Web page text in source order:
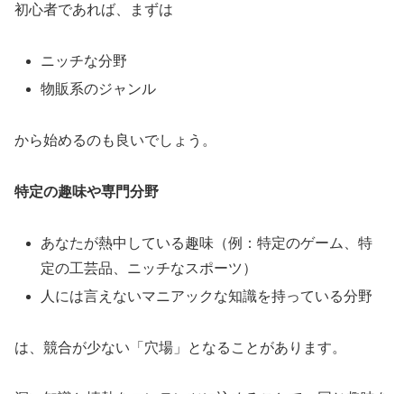
初心者であれば、まずは
ニッチな分野
物販系のジャンル
から始めるのも良いでしょう。
特定の趣味や専門分野
あなたが熱中している趣味（例：特定のゲーム、特
定の工芸品、ニッチなスポーツ）
人には言えないマニアックな知識を持っている分野
は、競合が少ない「穴場」となることがあります。